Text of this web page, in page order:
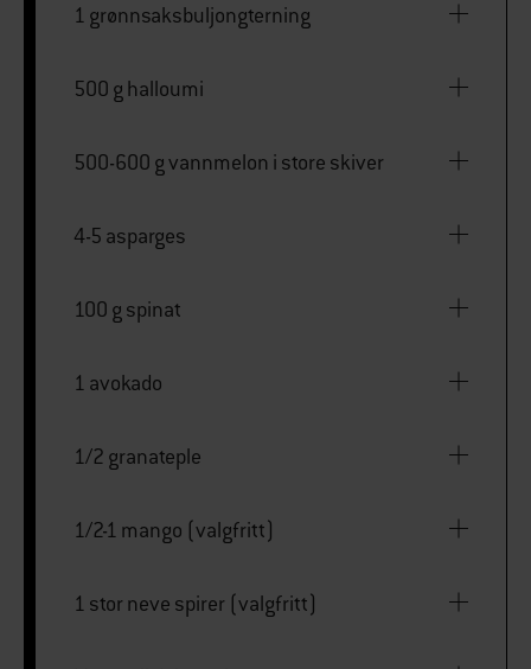
1 grønnsaksbuljongterning
500 g halloumi
500-600 g vannmelon i store skiver
4-5 asparges
100 g spinat
1 avokado
1/2 granateple
1/2-1 mango (valgfritt)
1 stor neve spirer (valgfritt)